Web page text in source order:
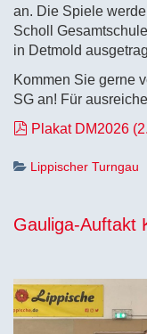
an. Die Spiele
Scholl
in Detmold
Kommen Sie gerne
SG an! Für
pdf
Plakat DM2026 (
Lippischer Turngau
Gauliga-Auftakt